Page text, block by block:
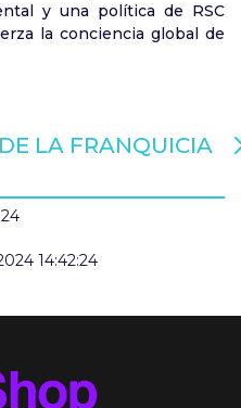
y una política de RSC
la conciencia global de
LA FRANQUICIA
14:42:24